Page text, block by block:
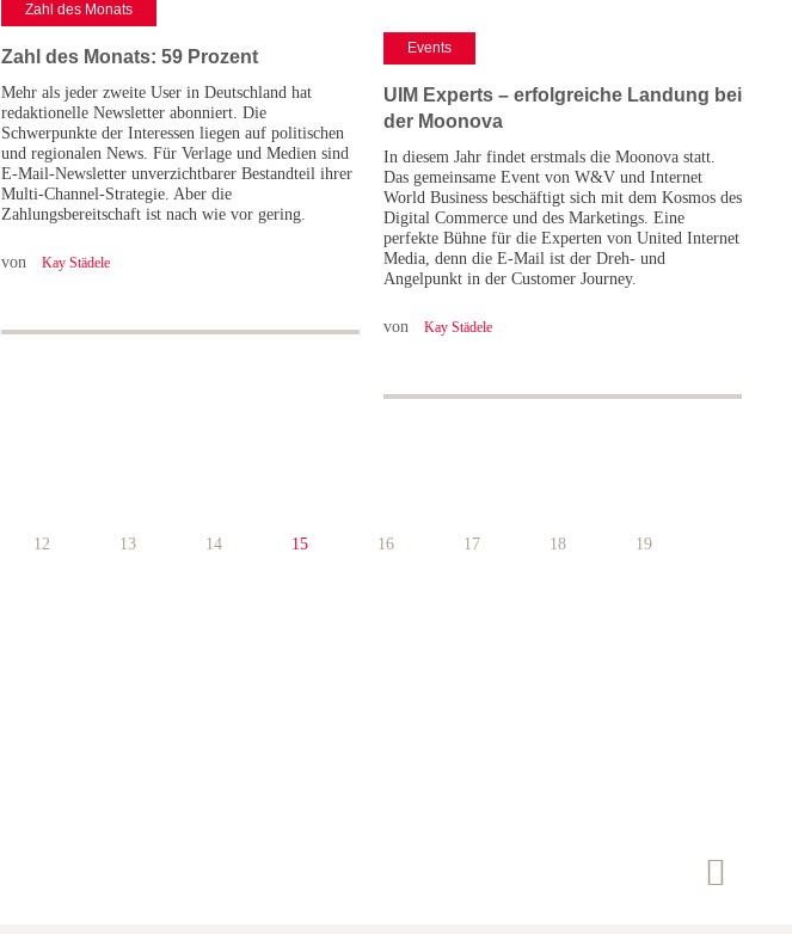
Zahl des Monats
Zahl des Monats: 59 Prozent
Mehr als jeder zweite User in Deutschland hat
redaktionelle Newsletter abonniert. Die
Schwerpunkte der Interessen liegen auf politischen
und regionalen News. Für Verlage und Medien sind
E-Mail-Newsletter unverzichtbarer Bestandteil ihrer
Multi-Channel-Strategie. Aber die
Zahlungsbereitschaft ist nach wie vor gering.
von Kay Städele
Events
UIM Experts – erfolgreiche Landung bei
der Moonova
In diesem Jahr findet erstmals die Moonova statt.
Das gemeinsame Event von W&V und Internet
World Business beschäftigt sich mit dem Kosmos des
Digital Commerce und des Marketings. Eine
perfekte Bühne für die Experten von United Internet
Media, denn die E-Mail ist der Dreh- und
Angelpunkt in der Customer Journey.
von Kay Städele
12 13 14 15 16 17 18 19
